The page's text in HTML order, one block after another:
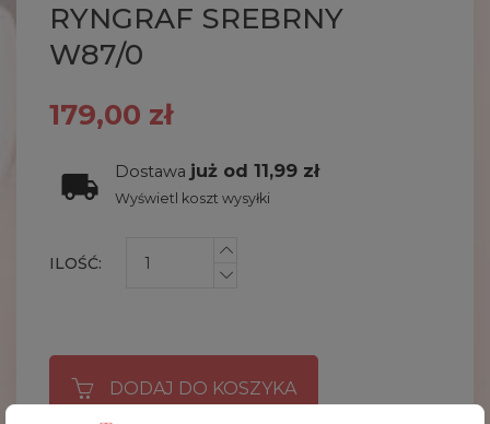
RYNGRAF SREBRNY
W87/0
179,00 zł
Dostawa już od 11,99 zł
Wyświetl koszt wysyłki
ILOŚĆ:
DODAJ DO KOSZYKA